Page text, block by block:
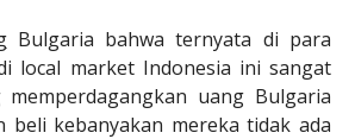
Bulgaria bahwa ternyata di para
local market Indonesia ini sangat
uang Bulgaria
beli kebanyakan mereka tidak ada